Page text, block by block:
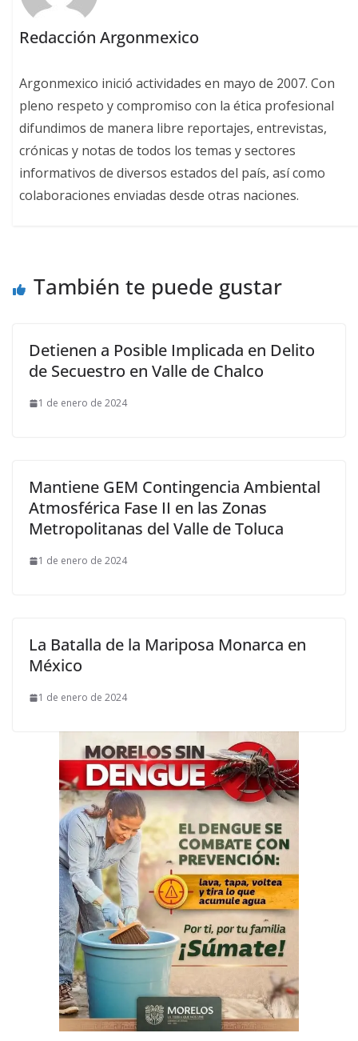
Redacción Argonmexico
Argonmexico inició actividades en mayo de 2007. Con
pleno respeto y compromiso con la ética profesional
difundimos de manera libre reportajes, entrevistas,
crónicas y notas de todos los temas y sectores
informativos de diversos estados del país, así como
colaboraciones enviadas desde otras naciones.
También te puede gustar
Detienen a Posible Implicada en Delito
de Secuestro en Valle de Chalco
1 de enero de 2024
Mantiene GEM Contingencia Ambiental
Atmosférica Fase II en las Zonas
Metropolitanas del Valle de Toluca
1 de enero de 2024
La Batalla de la Mariposa Monarca en
México
1 de enero de 2024